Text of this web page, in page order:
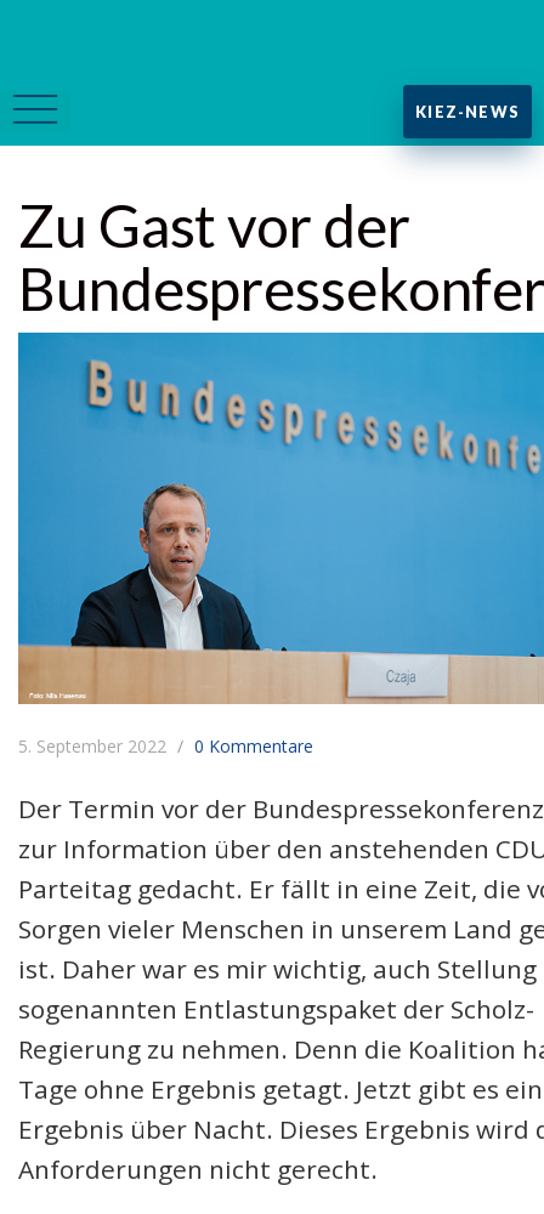
KIEZ-NEWS
Zu Gast vor der
5. September 2022 0 Kommentare
Der Termin vor der
zur Information über den anstehenden
Parteitag gedacht. Er fällt in eine Zeit, die
Sorgen vieler Menschen in unserem Land
ist. Daher war es mir wichtig, auch Stellung
sogenannten Entlastungspaket der Scholz-
Regierung zu nehmen. Denn die Koalition
Tage ohne Ergebnis getagt. Jetzt gibt es ein
Ergebnis über Nacht. Dieses Ergebnis wird
Anforderungen nicht gerecht.